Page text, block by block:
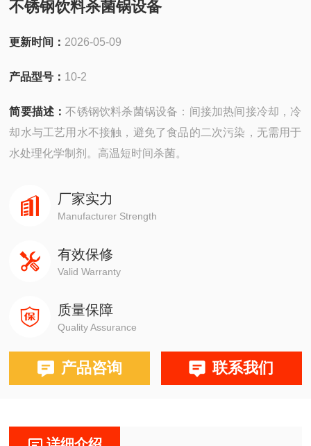
不锈钢饮料杀菌锅设备
更新时间： 2026-05-09
产品型号： 10-2
简要描述：不锈钢饮料杀菌锅设备：间接加热间接冷却，冷
却水与工艺用水不接触，避免了食品的二次污染，无需用于
水处理化学制剂。高温短时间杀菌。
厂家实力
Manufacturer Strength
有效保修
Valid Warranty
质量保障
Quality Assurance
产品咨询 联系我们